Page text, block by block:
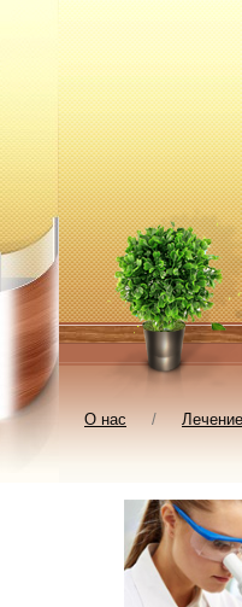
О нас / Лечение